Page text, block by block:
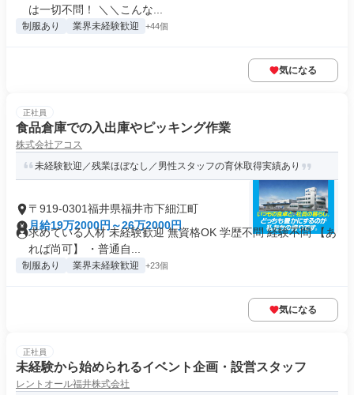
は一切不問！ ＼＼こんな...
制服あり 業界未経験歓迎 +44個
気になる
正社員
食品倉庫での入出庫やピッキング作業
株式会社アコス
未経験歓迎／残業ほぼなし／男性スタッフの育休取得実績あり
〒919-0301福井県福井市下細江町
月給19万2000円～26万2000円
求めている人材 未経験歓迎 無資格OK 学歴不問 経験不問 【あ
れば尚可】 ・普通自...
制服あり 業界未経験歓迎 +23個
気になる
正社員
未経験から始められるイベント企画・設営スタッフ
レントオール福井株式会社